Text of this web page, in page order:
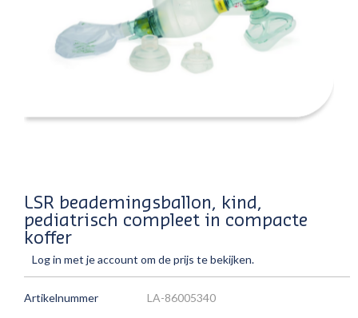
LSR beademingsballon, kind,
pediatrisch compleet in compacte
koffer
Log in met je account om de prijs te bekijken.
Artikelnummer LA-86005340